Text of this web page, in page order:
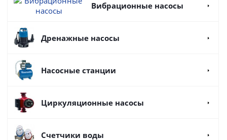
Вибрационные насосы
Дренажные насосы
Насосные станции
Циркуляционные насосы
Счетчики воды